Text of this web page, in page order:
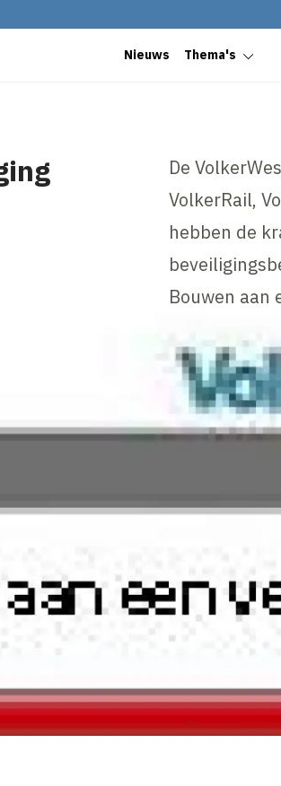
Nieuws Thema's
De
VolkerRail,
hebben de
Bouwen aan